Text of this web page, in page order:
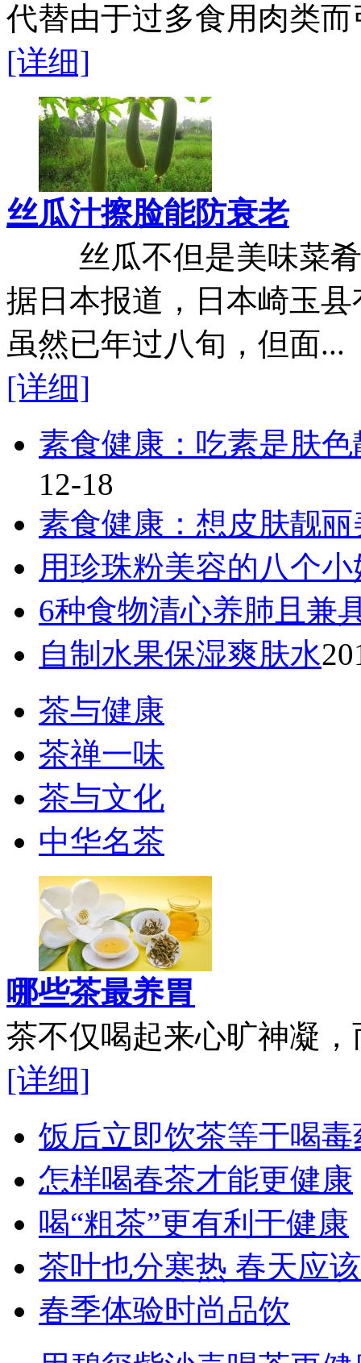
代替由于过多食用肉类
[详细]
丝瓜汁擦脸能防衰老
丝瓜不但是美味菜肴
据日本报道，日本崎玉
虽然已年过八旬，但面...
[详细]
素食健康：吃素是肤
12-18
素食健康：想皮肤靓
用珍珠粉美容的八个
6种食物清心养肺且兼
自制水果保湿爽肤水
茶与健康
茶禅一味
茶与文化
中华名茶
哪些茶最养胃
茶不仅喝起来心旷神凝
[详细]
饭后立即饮茶等于喝毒
怎样喝春茶才能更健康
喝“粗茶”更有利于健康
茶叶也分寒热 春天应
春季体验时尚品饮